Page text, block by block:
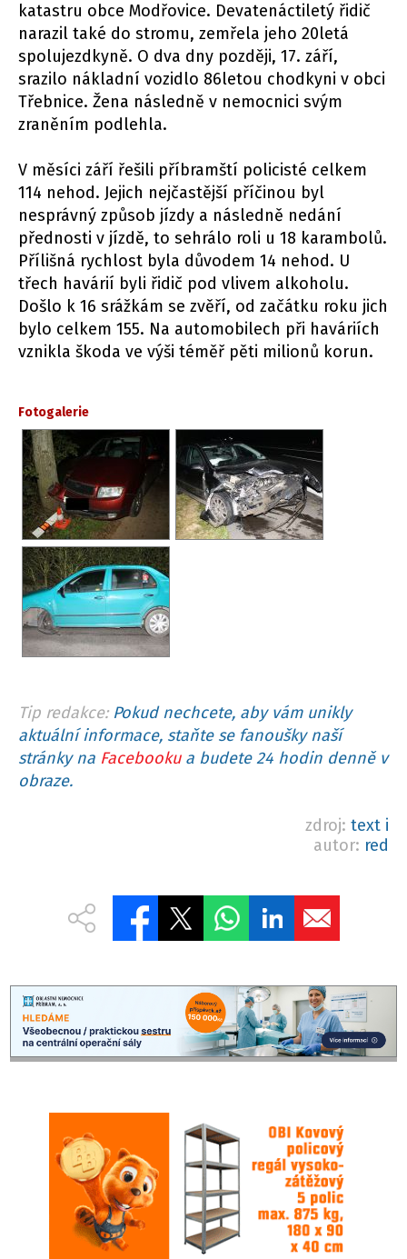
katastru obce Modřovice. Devatenáctiletý řidič
narazil také do stromu, zemřela jeho 20letá
spolujezdkyně. O dva dny později, 17. září,
srazilo nákladní vozidlo 86letou chodkyni v obci
Třebnice. Žena následně v nemocnici svým
zraněním podlehla.
V měsíci září řešili příbramští policisté celkem
114 nehod. Jejich nejčastější příčinou byl
nesprávný způsob jízdy a následně nedání
přednosti v jízdě, to sehrálo roli u 18 karambolů.
Přílišná rychlost byla důvodem 14 nehod. U
třech havárií byli řidič pod vlivem alkoholu.
Došlo k 16 srážkám se zvěří, od začátku roku jich
bylo celkem 155. Na automobilech při haváriích
vznikla škoda ve výši téměř pěti milionů korun.
Fotogalerie
Tip redakce: Pokud nechcete, aby vám unikly
aktuální informace, staňte se fanoušky naší
stránky na Facebookua budete 24 hodin denně v
obraze.
zdroj: text i
autor: red